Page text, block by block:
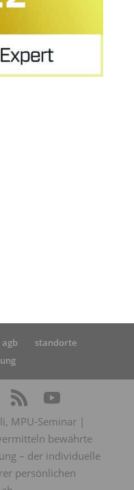
agb
standorte
MPU-Seminar |
bewährte
– der individuelle
persönlichen